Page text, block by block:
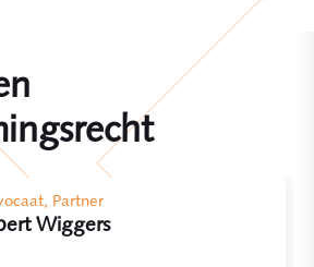
Partner
Albert Wiggers